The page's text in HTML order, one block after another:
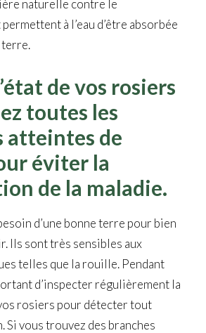
naturelle contre le
à l’eau d’être absorbée
terre.
de vos rosiers
toutes les
atteintes de
éviter la
de la maladie.
d’une bonne terre pour bien
Ils sont très sensibles aux
telles que la rouille. Pendant
d’inspecter régulièrement la
rosiers pour détecter tout
Si vous trouvez des branches